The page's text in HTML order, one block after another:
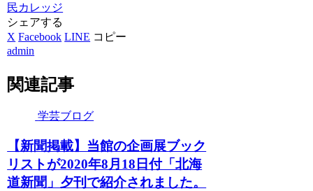
民カレッジ
シェアする
X Facebook LINE コピー
admin
関連記事
学芸ブログ
【新聞掲載】当館の企画展ブック
リストが2020年8月18日付「北海
道新聞」夕刊で紹介されました。